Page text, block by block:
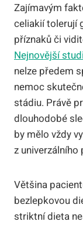
Zajímavým
celiakií tolerují
příznaků či
Nejnovější
nelze předem
nemoc
stádiu. Právě
dlouhodobé
by mělo vždy
z univerzálního
Většina
bezlepkovou
striktní dieta